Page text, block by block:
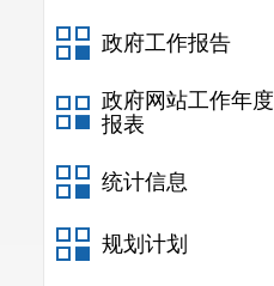
政府工作报告
政府网站工作年度
报表
统计信息
规划计划